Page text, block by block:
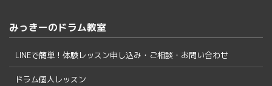
みっきーのドラム教室
LINEで簡単！体験レッスン申し込み・ご相談・お問い合わせ
ドラム個人レッスン